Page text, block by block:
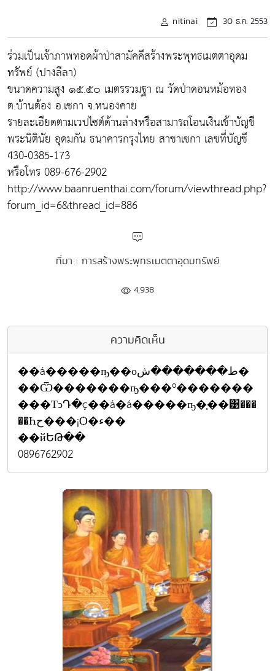
nitinai 30 ธ.ค. 2553
ร่วมเป็นเจ้าภาพทอดผ้าป่าสามัคคีสร้างพระพุทธเมตตาอุดม
ทรัพย์ (ปางลีลา)
ขนาดความสูง ๑๕.๕๐ เมตรรวมฐา ณ วัดป่าดอนหม้อทอง
ต.บ้านต้อง อ.เซกา จ.หนองคาย
รายละเอียดตามเวปไซต์ด้านล่างหรือสามารถโอนเงินเข้าบัญชี
พระนิตินัย อุดมกัน ธนาคารกรุงไทย สาขาเซกา เลขที่บัญชี
430-0385-173
หรือโทร 089-676-2902
http://www.baanruenthai.com/forum/viewthread.php?
forum_id=6&thread_id=886
ที่มา : การสร้างพระพุทธเมตตาอุดมทรัพย์
4,938
ความคิดเห็น
��á�����ҧ��оط�������ش�
��Ѿ�������ҧ���º�������
���ТͻԴ�ç��á�á�����ҧ�֧��͹���
��Һح���¡Ѻ�ء��
��йԵԹ��
0896762902